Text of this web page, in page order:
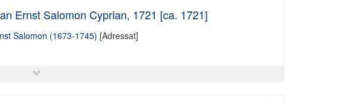
Ernst Salomon Cyprian, 1721 [ca. 1721]
Salomon (1673-1745) [Adressat]